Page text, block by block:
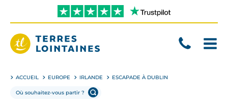
directement
contenu
ACCUEIL EUROPE IRLANDE ESCAPADE À DUBLIN